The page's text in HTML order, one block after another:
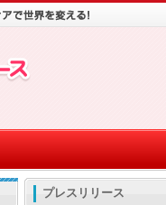
プレスリリース